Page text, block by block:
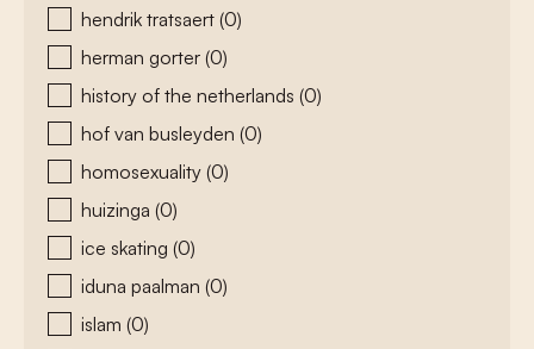
hendrik tratsaert (0)
herman gorter (0)
history of the netherlands (0)
hof van busleyden (0)
homosexuality (0)
huizinga (0)
ice skating (0)
iduna paalman (0)
islam (0)